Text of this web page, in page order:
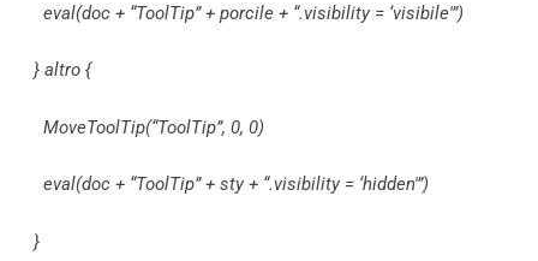
eval(doc + “ToolTip” + porcile + “.visibility = ‘visibile'”)
} altro {
MoveToolTip(“ToolTip”, 0, 0)
eval(doc + “ToolTip” + sty + “.visibility = ‘hidden'”)
}